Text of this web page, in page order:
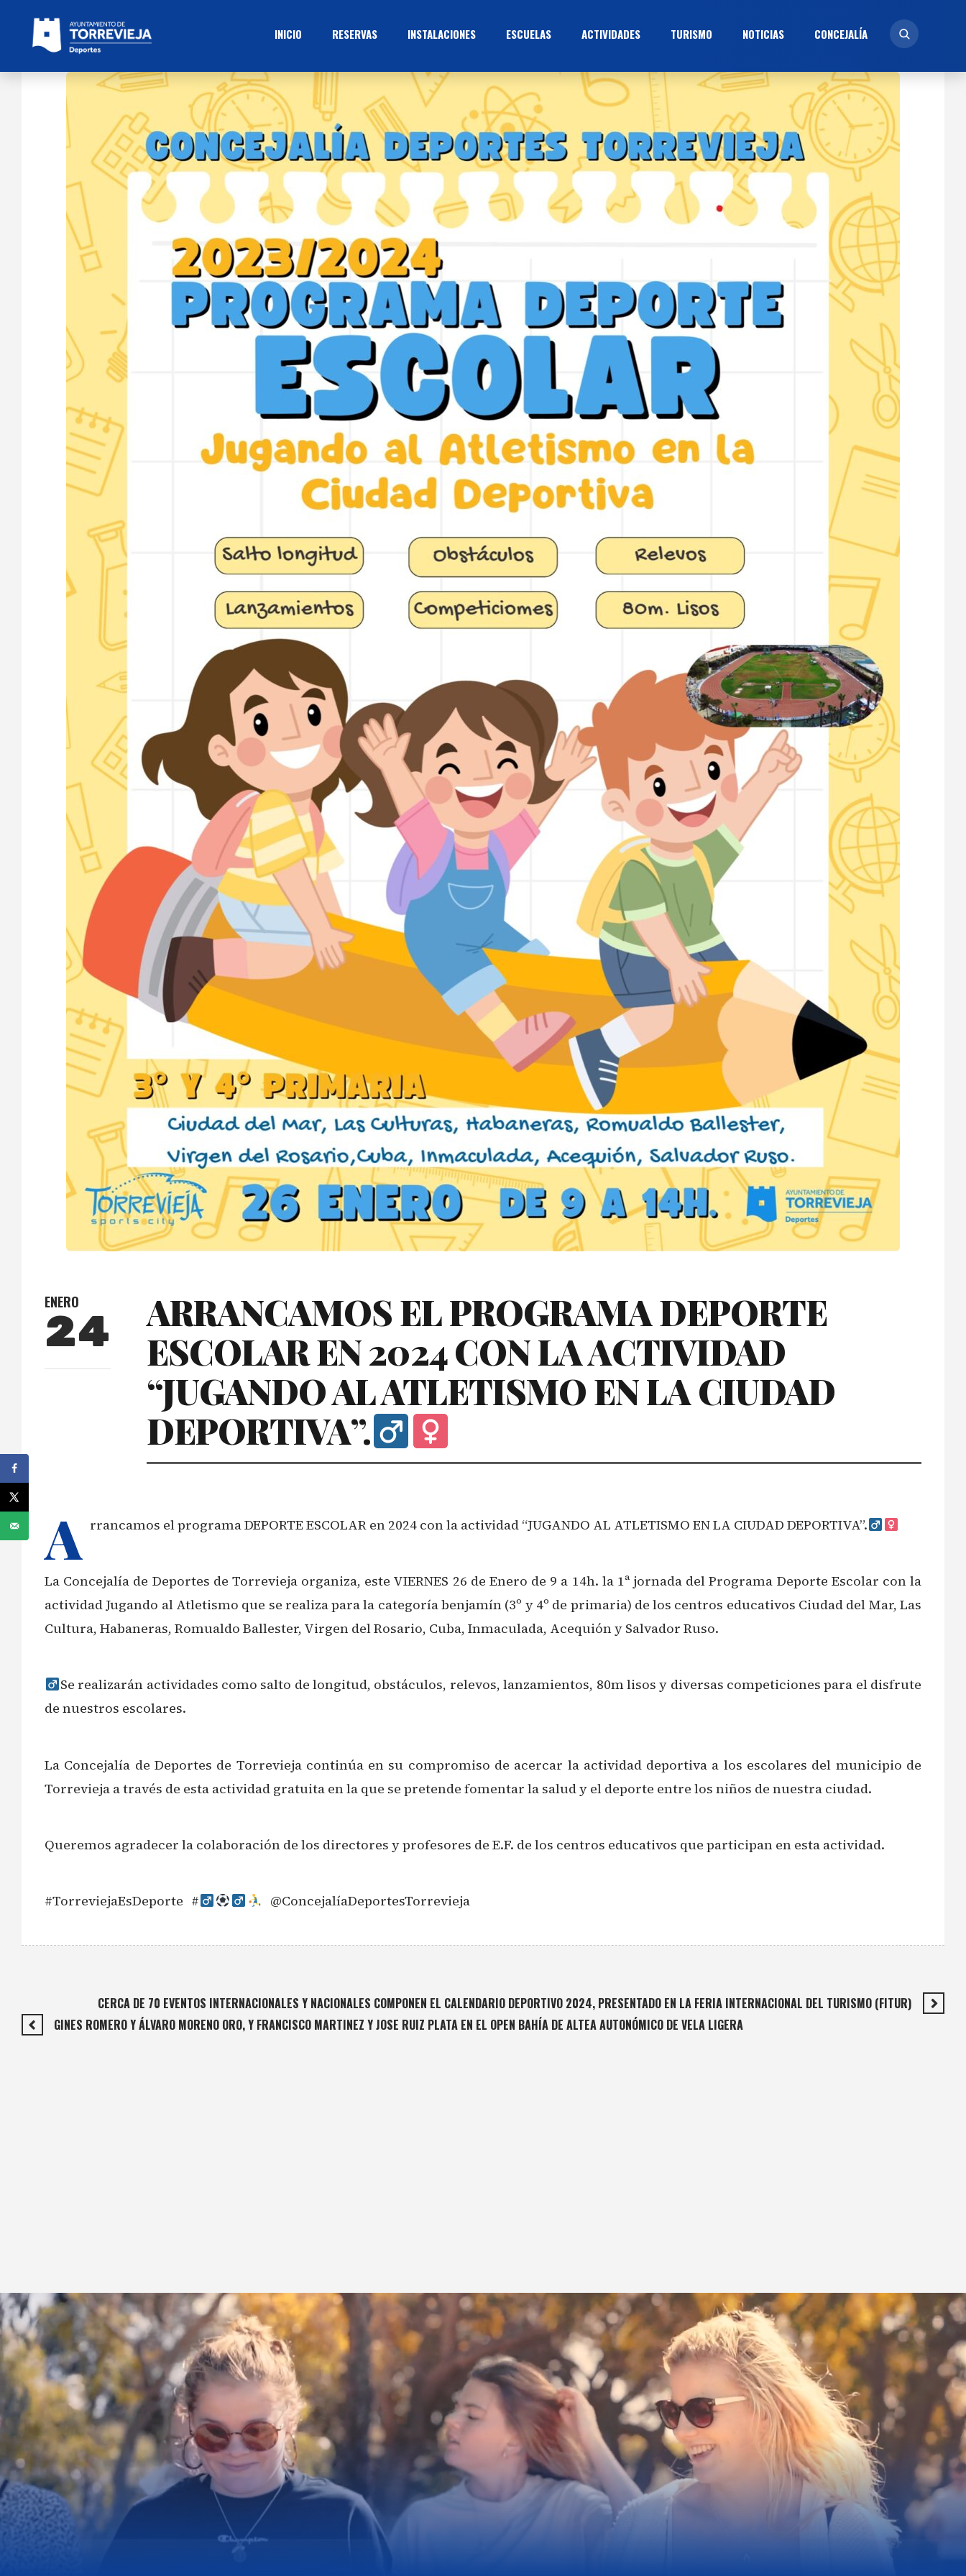
INICIO RESERVAS INSTALACIONES ESCUELAS ACTIVIDADES TURISMO NOTICIAS CONCEJALÍ­A
ENERO
24
ARRANCAMOS EL PROGRAMA DEPORTE
ESCOLAR EN 2024 CON LA ACTIVIDAD
“JUGANDO AL ATLETISMO EN LA CIUDAD
DEPORTIVA”.‍
A rrancamos el programa DEPORTE ESCOLAR en 2024 con la actividad “JUGANDO AL ATLETISMO EN LA CIUDAD DEPORTIVA”.‍
La Concejalía de Deportes de Torrevieja organiza, este VIERNES 26 de Enero de 9 a 14h. la 1ª jornada del Programa Deporte Escolar con la
actividad Jugando al Atletismo que se realiza para la categoría benjamín (3º y 4º de primaria) de los centros educativos Ciudad del Mar, Las
Cultura, Habaneras, Romualdo Ballester, Virgen del Rosario, Cuba, Inmaculada, Acequión y Salvador Ruso.
Se realizarán actividades como salto de longitud, obstáculos, relevos, lanzamientos, 80m lisos y diversas competiciones para el disfrute
de nuestros escolares.
La Concejalía de Deportes de Torrevieja continúa en su compromiso de acercar la actividad deportiva a los escolares del municipio de
Torrevieja a través de esta actividad gratuita en la que se pretende fomentar la salud y el deporte entre los niños de nuestra ciudad.
Queremos agradecer la colaboración de los directores y profesores de E.F. de los centros educativos que participan en esta actividad.
#TorreviejaEsDeporte #‍ @ConcejalíaDeportesTorrevieja
CERCA DE 70 EVENTOS INTERNACIONALES Y NACIONALES COMPONEN EL CALENDARIO DEPORTIVO 2024, PRESENTADO EN LA FERIA INTERNACIONAL DEL TURISMO (FITUR)
GINES ROMERO Y ÁLVARO MORENO ORO, Y FRANCISCO MARTINEZ Y JOSE RUIZ PLATA EN EL OPEN BAHÍA DE ALTEA AUTONÓMICO DE VELA LIGERA